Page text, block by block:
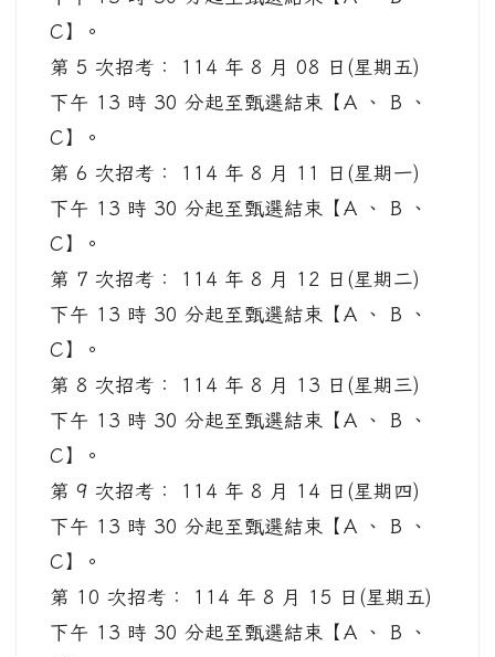
C】。
第 5 次招考： 114 年 8 月 08 日(星期五)
下午 13 時 30 分起至甄選結束【A 、 B 、
C】。
第 6 次招考： 114 年 8 月 11 日(星期一)
下午 13 時 30 分起至甄選結束【A 、 B 、
C】。
第 7 次招考： 114 年 8 月 12 日(星期二)
下午 13 時 30 分起至甄選結束【A 、 B 、
C】。
第 8 次招考： 114 年 8 月 13 日(星期三)
下午 13 時 30 分起至甄選結束【A 、 B 、
C】。
第 9 次招考： 114 年 8 月 14 日(星期四)
下午 13 時 30 分起至甄選結束【A 、 B 、
C】。
第 10 次招考： 114 年 8 月 15 日(星期五)
下午 13 時 30 分起至甄選結束【A 、 B 、